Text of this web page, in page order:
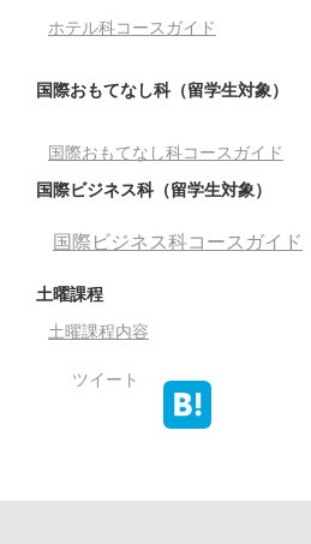
ホテル科コースガイド
国際おもてなし科（留学生対象）
国際おもてなし科コースガイド
国際ビジネス科（留学生対象）
国際ビジネス科コースガイド
土曜課程
土曜課程内容
ツイート